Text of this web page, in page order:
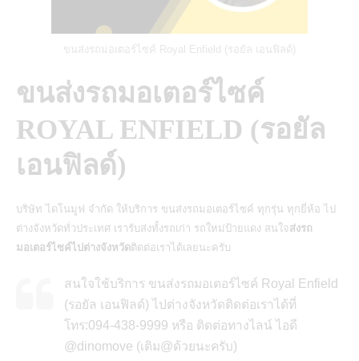
ขนส่งรถมอเตอร์ไซค์ Royal Enfield (รอยัล เอนฟิลด์)
ขนส่งรถมอเตอร์ไซค์
ROYAL ENFIELD (รอยัล
เอนฟิลด์)
บริษัท ไดโนมูฟ จำกัด ให้บริการ ขนส่งรถมอเตอร์ไซค์ ทุกรุ่น ทุกยี่ห้อ ไป
ต่างจังหวัดทั่วประเทศ เรารับส่งทั้งรถเก่า รถใหม่ป้ายแดง สนใจ ส่งรถ
มอเตอร์ไซค์ไปต่างจังหวัดติดต่อเราได้เลยนะครับ
สนใจใช้บริการ ขนส่งรถมอเตอร์ไซค์ Royal Enfield
(รอยัล เอนฟิลด์) ไปต่างจังหวัดติดต่อเราได้ที่
โทร:094-438-9999 หรือ ติดต่อทางไลน์ ไอดี
@dinomove (เติม@ด้วยนะครับ)